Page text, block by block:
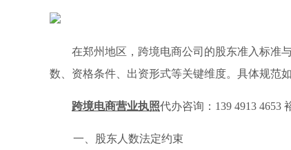
在郑州地区，跨境电商公司的股东准入标准
数、资格条件、出资形式等关键维度。具体规范如
跨境电商营业执照代办咨询：139 4913 4653
一、股东人数法定约束